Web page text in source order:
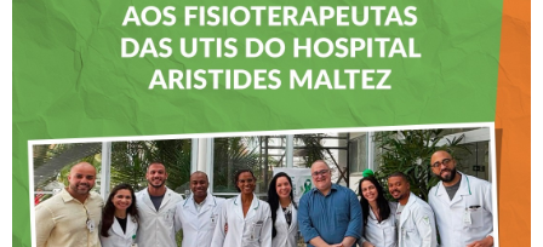
CREFITO-7 LEVA EDUCAÇÃO
CONTINUADA AOS
FISIOTERAPEUTAS DAS UTIs
DO HOSPITAL ARISTIDES
MALTEZ